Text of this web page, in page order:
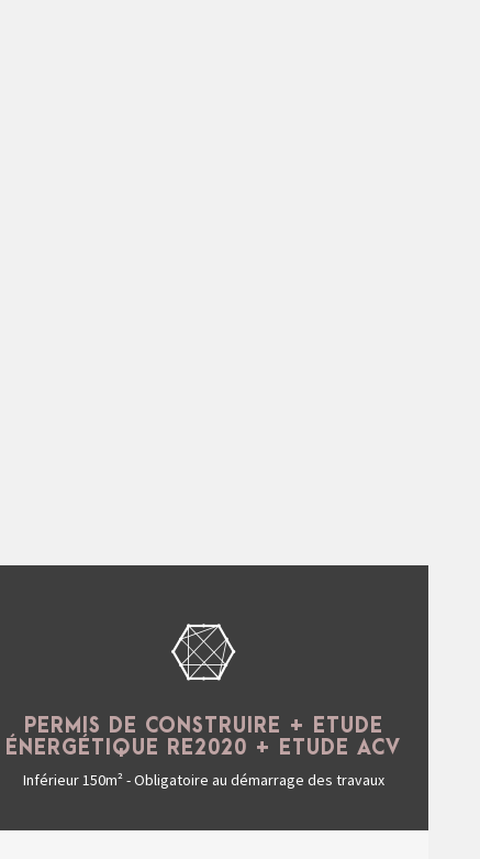
PERMIS DE CONSTRUIRE + ETUDE
ÉNERGÉTIQUE RE2020 + ETUDE ACV
Inférieur 150m² - Obligatoire au démarrage des travaux